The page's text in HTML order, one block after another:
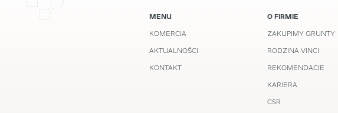
MENU
KOMERCJA
AKTUALNOŚCI
KONTAKT
O FIRMIE
ZAKUPIMY GRUNTY
RODZINA VINCI
REKOMENDACJE
KARIERA
CSR